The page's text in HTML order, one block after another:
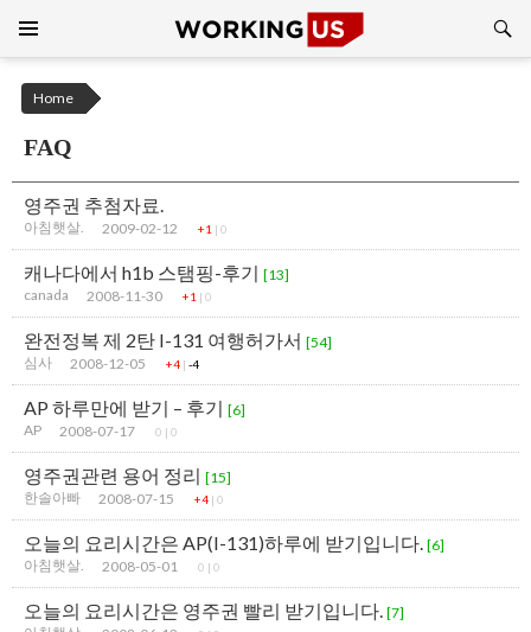
CONTENT
Home
FAQ
영주권 추첨자료.
아침햇살. 2009-02-12 +1 | 0
캐나다에서 h1b 스탬핑-후기 [13]
canada
2008-11-30 +1 | 0
완전정복 제 2탄 I-131 여행허가서 [54]
심사
2008-12-05 +4 | -4
AP 하루만에 받기 – 후기 [6]
AP
2008-07-17 0 | 0
영주권관련 용어 정리 [15]
한솔아빠
2008-07-15 +4 | 0
오늘의 요리시간은 AP(I-131)하루에 받기입니다. [6]
아침햇살.
2008-05-01 0 | 0
오늘의 요리시간은 영주권 빨리 받기입니다. [7]